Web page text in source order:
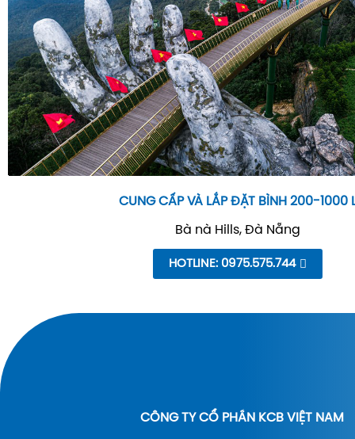
CUNG CẤP VÀ LẮP ĐẶT BÌNH 200-1000
Bà nà Hills, Đà Nẵng
HOTLINE: 0975.575.744
CÔNG TY CỔ PHẦN KCB VIỆT NAM